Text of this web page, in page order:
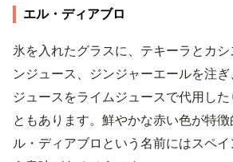
エル・ディアブロ
氷を入れたグラスに、テキーラとカ
ンジュース、ジンジャーエールを注
ジュースをライムジュースで代用し
ともあります。鮮やかな赤い色が特
ル・ディアブロという名前にはスペ